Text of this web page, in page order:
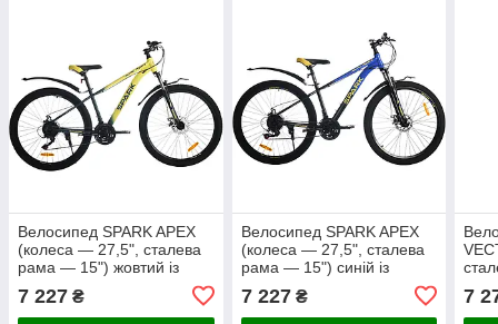
Велосипед SPARK APEX
(колеса — 27,5", сталева
рама — 15") жовтий із
доставка Новою Поштою)
7 227 ₴
Велосипед SPARK APEX
(колеса — 27,5", сталева
рама — 15") синій із
доставка Новою Поштою)
7 227₴ 7